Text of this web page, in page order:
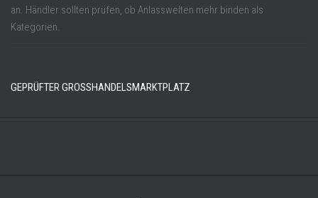
an. Händler sollten prüfen, ob Anlasswelten mehr binden als
Kategorien.
GEPRÜFTER GROSSHANDELSMARKTPLATZ